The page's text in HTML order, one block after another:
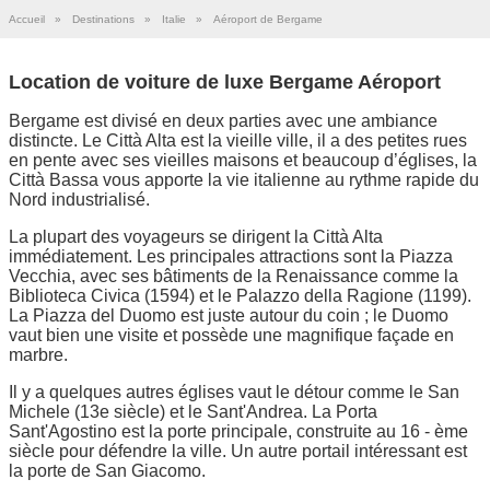
Accueil » Destinations » Italie » Aéroport de Bergame
Location de voiture de luxe Bergame Aéroport
Bergame est divisé en deux parties avec une ambiance
distincte. Le Città Alta est la vieille ville, il a des petites rues
en pente avec ses vieilles maisons et beaucoup d’églises, la
Città Bassa vous apporte la vie italienne au rythme rapide du
Nord industrialisé.
La plupart des voyageurs se dirigent la Città Alta
immédiatement. Les principales attractions sont la Piazza
Vecchia, avec ses bâtiments de la Renaissance comme la
Biblioteca Civica (1594) et le Palazzo della Ragione (1199).
La Piazza del Duomo est juste autour du coin ; le Duomo
vaut bien une visite et possède une magnifique façade en
marbre.
Il y a quelques autres églises vaut le détour comme le San
Michele (13e siècle) et le Sant'Andrea. La Porta
Sant'Agostino est la porte principale, construite au 16 - ème
siècle pour défendre la ville. Un autre portail intéressant est
la porte de San Giacomo.